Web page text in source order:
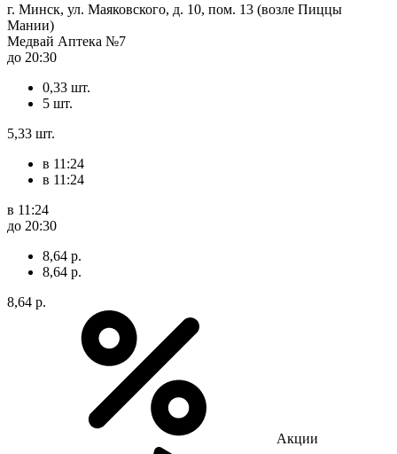
г. Минск, ул. Маяковского, д. 10, пом. 13 (возле Пиццы
Мании)
Медвай Аптека №7
до 20:30
0,33 шт.
5 шт.
5,33 шт.
в 11:24
в 11:24
в 11:24
до 20:30
8,64 р.
8,64 р.
8,64 р.
Акции